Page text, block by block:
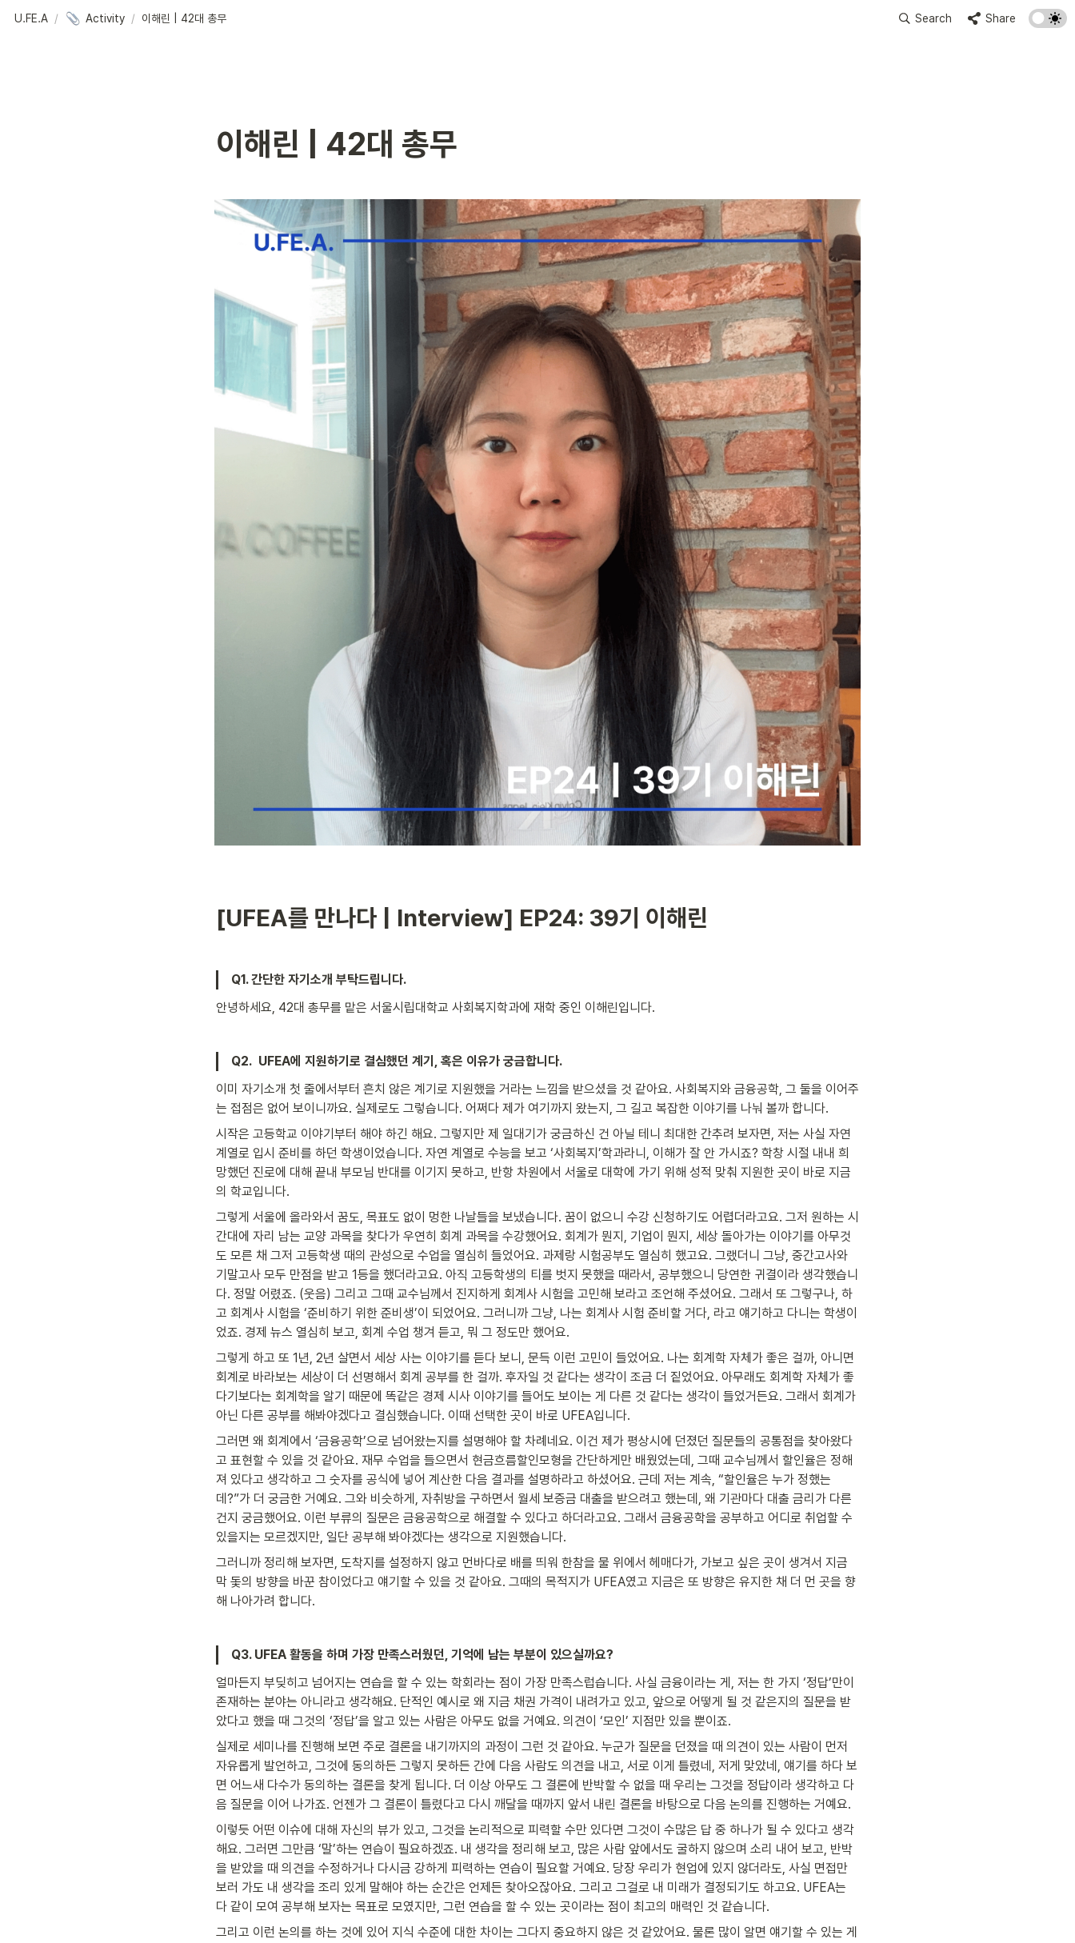
U.FE.A / Activity / 이해린 | 42대 총무 Search Share
이해린 | 42대 총무
[UFEA를 만나다 | Interview] EP24: 39기 이해린
Q1. 간단한 자기소개 부탁드립니다.
안녕하세요, 42대 총무를 맡은 서울시립대학교 사회복지학과에 재학 중인 이해린입니다.
Q2.  UFEA에 지원하기로 결심했던 계기, 혹은 이유가 궁금합니다.
이미 자기소개 첫 줄에서부터 흔치 않은 계기로 지원했을 거라는 느낌을 받으셨을 것 같아요. 사회복지와 금융공학, 그 둘을 이어주
는 접점은 없어 보이니까요. 실제로도 그렇습니다. 어쩌다 제가 여기까지 왔는지, 그 길고 복잡한 이야기를 나눠 볼까 합니다.
시작은 고등학교 이야기부터 해야 하긴 해요. 그렇지만 제 일대기가 궁금하신 건 아닐 테니 최대한 간추려 보자면, 저는 사실 자연
계열로 입시 준비를 하던 학생이었습니다. 자연 계열로 수능을 보고 ‘사회복지’학과라니, 이해가 잘 안 가시죠? 학창 시절 내내 희
망했던 진로에 대해 끝내 부모님 반대를 이기지 못하고, 반항 차원에서 서울로 대학에 가기 위해 성적 맞춰 지원한 곳이 바로 지금
의 학교입니다.
그렇게 서울에 올라와서 꿈도, 목표도 없이 멍한 나날들을 보냈습니다. 꿈이 없으니 수강 신청하기도 어렵더라고요. 그저 원하는 시
간대에 자리 남는 교양 과목을 찾다가 우연히 회계 과목을 수강했어요. 회계가 뭔지, 기업이 뭔지, 세상 돌아가는 이야기를 아무것
도 모른 채 그저 고등학생 때의 관성으로 수업을 열심히 들었어요. 과제랑 시험공부도 열심히 했고요. 그랬더니 그냥, 중간고사와
기말고사 모두 만점을 받고 1등을 했더라고요. 아직 고등학생의 티를 벗지 못했을 때라서, 공부했으니 당연한 귀결이라 생각했습니
다. 정말 어렸죠. (웃음) 그리고 그때 교수님께서 진지하게 회계사 시험을 고민해 보라고 조언해 주셨어요. 그래서 또 그렇구나, 하
고 회계사 시험을 ‘준비하기 위한 준비생’이 되었어요. 그러니까 그냥, 나는 회계사 시험 준비할 거다, 라고 얘기하고 다니는 학생이
었죠. 경제 뉴스 열심히 보고, 회계 수업 챙겨 듣고, 뭐 그 정도만 했어요.
그렇게 하고 또 1년, 2년 살면서 세상 사는 이야기를 듣다 보니, 문득 이런 고민이 들었어요. 나는 회계학 자체가 좋은 걸까, 아니면
회계로 바라보는 세상이 더 선명해서 회계 공부를 한 걸까. 후자일 것 같다는 생각이 조금 더 짙었어요. 아무래도 회계학 자체가 좋
다기보다는 회계학을 알기 때문에 똑같은 경제 시사 이야기를 들어도 보이는 게 다른 것 같다는 생각이 들었거든요. 그래서 회계가
아닌 다른 공부를 해봐야겠다고 결심했습니다. 이때 선택한 곳이 바로 UFEA입니다.
그러면 왜 회계에서 ‘금융공학’으로 넘어왔는지를 설명해야 할 차례네요. 이건 제가 평상시에 던졌던 질문들의 공통점을 찾아왔다
고 표현할 수 있을 것 같아요. 재무 수업을 들으면서 현금흐름할인모형을 간단하게만 배웠었는데, 그때 교수님께서 할인율은 정해
져 있다고 생각하고 그 숫자를 공식에 넣어 계산한 다음 결과를 설명하라고 하셨어요. 근데 저는 계속, “할인율은 누가 정했는
데?”가 더 궁금한 거예요. 그와 비슷하게, 자취방을 구하면서 월세 보증금 대출을 받으려고 했는데, 왜 기관마다 대출 금리가 다른
건지 궁금했어요. 이런 부류의 질문은 금융공학으로 해결할 수 있다고 하더라고요. 그래서 금융공학을 공부하고 어디로 취업할 수
있을지는 모르겠지만, 일단 공부해 봐야겠다는 생각으로 지원했습니다.
그러니까 정리해 보자면, 도착지를 설정하지 않고 먼바다로 배를 띄워 한참을 물 위에서 헤매다가, 가보고 싶은 곳이 생겨서 지금
막 돛의 방향을 바꾼 참이었다고 얘기할 수 있을 것 같아요. 그때의 목적지가 UFEA였고 지금은 또 방향은 유지한 채 더 먼 곳을 향
해 나아가려 합니다.
Q3. UFEA 활동을 하며 가장 만족스러웠던, 기억에 남는 부분이 있으실까요?
얼마든지 부딪히고 넘어지는 연습을 할 수 있는 학회라는 점이 가장 만족스럽습니다. 사실 금융이라는 게, 저는 한 가지 ‘정답’만이
존재하는 분야는 아니라고 생각해요. 단적인 예시로 왜 지금 채권 가격이 내려가고 있고, 앞으로 어떻게 될 것 같은지의 질문을 받
았다고 했을 때 그것의 ‘정답’을 알고 있는 사람은 아무도 없을 거예요. 의견이 ‘모인’ 지점만 있을 뿐이죠.
실제로 세미나를 진행해 보면 주로 결론을 내기까지의 과정이 그런 것 같아요. 누군가 질문을 던졌을 때 의견이 있는 사람이 먼저
자유롭게 발언하고, 그것에 동의하든 그렇지 못하든 간에 다음 사람도 의견을 내고, 서로 이게 틀렸네, 저게 맞았네, 얘기를 하다 보
면 어느새 다수가 동의하는 결론을 찾게 됩니다. 더 이상 아무도 그 결론에 반박할 수 없을 때 우리는 그것을 정답이라 생각하고 다
음 질문을 이어 나가죠. 언젠가 그 결론이 틀렸다고 다시 깨달을 때까지 앞서 내린 결론을 바탕으로 다음 논의를 진행하는 거예요.
이렇듯 어떤 이슈에 대해 자신의 뷰가 있고, 그것을 논리적으로 피력할 수만 있다면 그것이 수많은 답 중 하나가 될 수 있다고 생각
해요. 그러면 그만큼 ‘말’하는 연습이 필요하겠죠. 내 생각을 정리해 보고, 많은 사람 앞에서도 굴하지 않으며 소리 내어 보고, 반박
을 받았을 때 의견을 수정하거나 다시금 강하게 피력하는 연습이 필요할 거예요. 당장 우리가 현업에 있지 않더라도, 사실 면접만
보러 가도 내 생각을 조리 있게 말해야 하는 순간은 언제든 찾아오잖아요. 그리고 그걸로 내 미래가 결정되기도 하고요. UFEA는
다 같이 모여 공부해 보자는 목표로 모였지만, 그런 연습을 할 수 있는 곳이라는 점이 최고의 매력인 것 같습니다.
그리고 이런 논의를 하는 것에 있어 지식 수준에 대한 차이는 그다지 중요하지 않은 것 같았어요. 물론 많이 알면 얘기할 수 있는 게